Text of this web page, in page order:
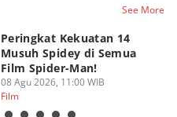
See More
Peringkat Kekuatan 14
Musuh Spidey di Semua
Film Spider-Man!
08 Agu 2026, 11:00 WIB
Film